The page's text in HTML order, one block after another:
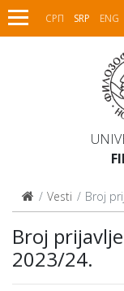
СРП SRP ENG
Vesti Broj
Broj
2023/24.